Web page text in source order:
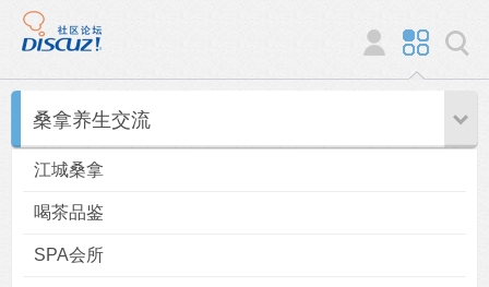
桑拿养生交流
江城桑拿
喝茶品鉴
SPA会所